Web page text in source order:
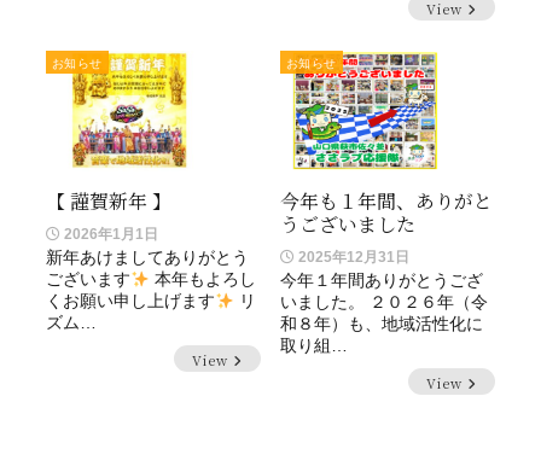
View
お知らせ
【 謹賀新年 】
2026年1月1日
新年あけましてありがとう
ございます
本年もよろし
くお願い申し上げます
リ
ズム…
View
お知らせ
今年も１年間、ありがと
うございました
2025年12月31日
今年１年間ありがとうござ
いました。 ２０２６年（令
和８年）も、地域活性化に
取り組…
View